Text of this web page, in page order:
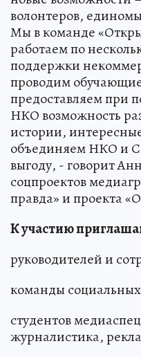
волонтеров,
Мы в команде
работаем по
поддержки
проводим
предоставляем при
НКО возможность
истории,
объединяем НКО и
выгоду, - говорит
соцпроектов
правда» и проекта
К участию
руководителей и
команды
студентов
журналистика,